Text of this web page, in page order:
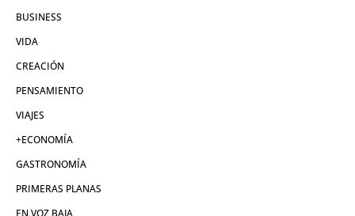
BUSINESS
VIDA
CREACIÓN
PENSAMIENTO
VIAJES
+ECONOMÍA
GASTRONOMÍA
PRIMERAS PLANAS
EN VOZ BAJA